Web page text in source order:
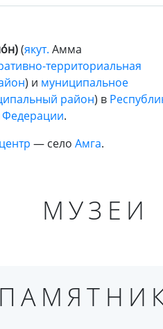
(якут. Амма
территориальная
) и муниципальное
район) в
Федерации.
— село Амга.
МУЗЕИ